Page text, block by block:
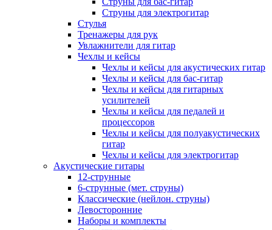
Струны для электрогитар
Стулья
Тренажеры для рук
Увлажнители для гитар
Чехлы и кейсы
Чехлы и кейсы для акустических гитар
Чехлы и кейсы для бас-гитар
Чехлы и кейсы для гитарных
усилителей
Чехлы и кейсы для педалей и
процессоров
Чехлы и кейсы для полуакустических
гитар
Чехлы и кейсы для электрогитар
Акустические гитары
12-струнные
6-струнные (мет. струны)
Классические (нейлон. струны)
Левосторонние
Наборы и комплекты